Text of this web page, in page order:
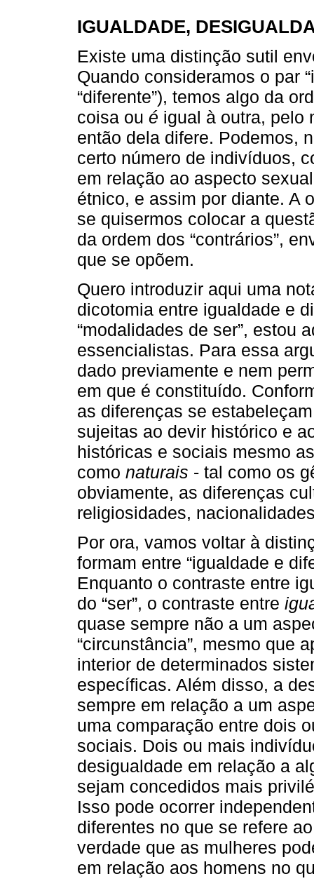
IGUALDADE,
Existe uma distinção sutil
Quando consideramos o par
“diferente”), temos algo da
coisa ou é igual à outra, pelo
então dela difere. Podemos,
certo número de indivíduos,
em relação ao aspecto
étnico, e assim por diante. A
se quisermos colocar a
da ordem dos “contrários”,
que se opõem.
Quero introduzir aqui uma
dicotomia entre igualdade e
“modalidades de ser”, estou
essencialistas. Para essa
dado previamente e nem
em que é constituído.
as diferenças se
sujeitas ao devir histórico e
históricas e sociais mesmo
como naturais - tal como os
obviamente, as diferenças
religiosidades,
Por ora, vamos voltar à
formam entre “igualdade e
Enquanto o contraste entre
do “ser”, o contraste entre
quase sempre não a um
“circunstância”, mesmo que
interior de determinados
específicas. Além disso, a
sempre em relação a um
uma comparação entre dois
sociais. Dois ou mais
desigualdade em relação a
sejam concedidos mais
Isso pode ocorrer
diferentes no que se refere
verdade que as mulheres
em relação aos homens no